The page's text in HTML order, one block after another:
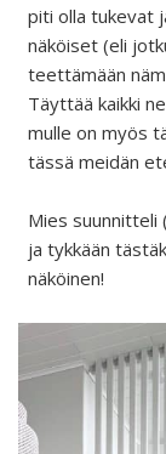
piti olla tukevat
näköiset (eli
teettämään
Täyttää kaikki
mulle on myös
tässä meidän
Mies suunnitteli
ja tykkään
näköinen!